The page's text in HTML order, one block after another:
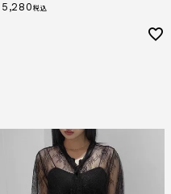
5,280 税込